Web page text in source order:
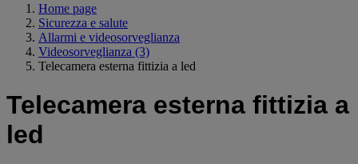
Home page
Sicurezza e salute
Allarmi e videosorveglianza
Videosorveglianza (3)
Telecamera esterna fittizia a led
Telecamera esterna fittizia a
led